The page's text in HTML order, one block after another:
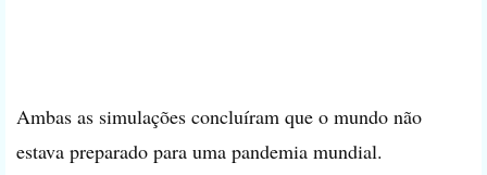
Ambas as simulações concluíram que o mundo não
estava preparado para uma pandemia mundial.